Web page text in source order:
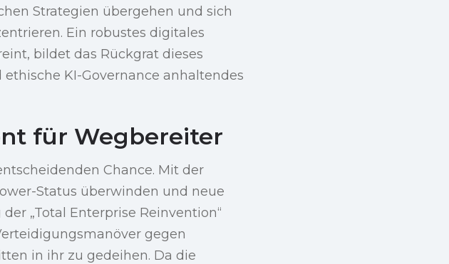
Strategien übergehen und sich
Ein robustes digitales
bildet das Rückgrat dieses
KI-Governance anhaltendes
für Wegbereiter
Chance. Mit der
Status überwinden und neue
„Total Enterprise Reinvention“
gegen
in ihr zu gedeihen. Da die